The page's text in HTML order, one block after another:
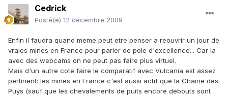
Cedrick
Posté(e) 12 décembre 2009
Enfin il faudra quand meme peut etre penser a reouvrir un jour de
vraies mines en France pour parler de pole d'excellence... Car la
avec des webcams on ne peut pas faire plus virtuel.
Mais d'un autre cote faire le comparatif avec Vulcania est assez
pertinent: les mines en France c'est aussi actif que la Chaine des
Puys (sauf que les chevalements de puits encore debouts sont